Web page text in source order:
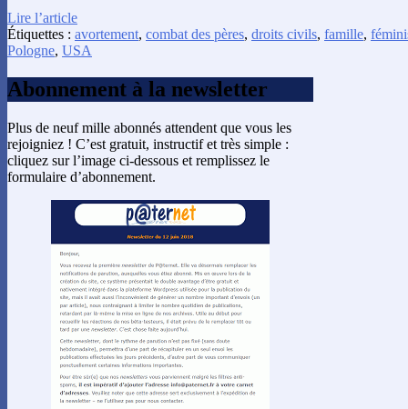
Lire l’article
Étiquettes : avortement, combat des pères, droits civils, famille,
Pologne, USA
Abonnement à la newsletter
Plus de neuf mille abonnés attendent que vous les
rejoigniez ! C’est gratuit, instructif et très simple :
cliquez sur l’image ci-dessous et remplissez le
formulaire d’abonnement.